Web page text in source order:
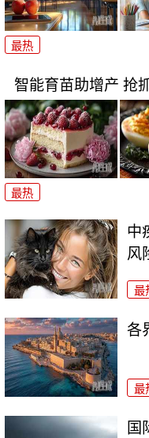
最热
智能育苗助增产 抢
最热
中
风
最
各
最
国